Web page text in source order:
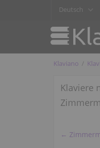
Deutsch
Klaviano
Klaviere
←